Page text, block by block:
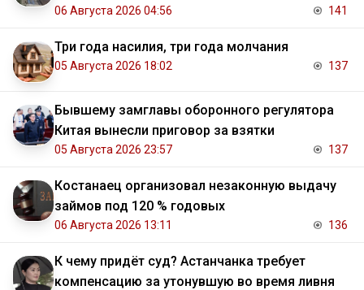
06 Августа 2026 04:56 141
Три года насилия, три года молчания
05 Августа 2026 18:02 137
Бывшему замглавы оборонного регулятора
Китая вынесли приговор за взятки
05 Августа 2026 23:57 137
Костанаец организовал незаконную выдачу
займов под 120 % годовых
06 Августа 2026 13:11 136
К чему придёт суд? Астанчанка требует
компенсацию за утонувшую во время ливня